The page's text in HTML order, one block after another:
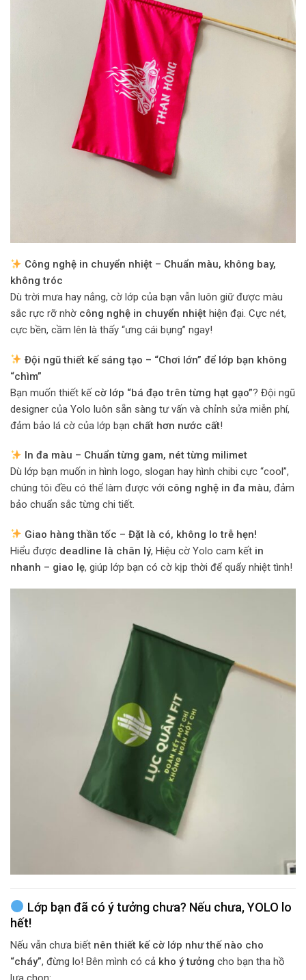
Công nghệ in chuyển nhiệt – Chuẩn màu, không bay,
không tróc
Dù trời mưa hay nắng, cờ lớp của bạn vẫn luôn giữ được màu
sắc rực rỡ nhờ công nghệ in chuyển nhiệt hiện đại. Cực nét,
cực bền, cầm lên là thấy “ưng cái bụng” ngay!
Đội ngũ thiết kế sáng tạo – “Chơi lớn” để lớp bạn không
“chìm”
Bạn muốn thiết kế cờ lớp “bá đạo trên từng hạt gạo”? Đội ngũ
designer của Yolo luôn sẵn sàng tư vấn và chỉnh sửa miễn phí,
đảm bảo lá cờ của lớp bạn chất hơn nước cất!
In đa màu – Chuẩn từng gam, nét từng milimet
Dù lớp bạn muốn in hình logo, slogan hay hình chibi cực “cool”,
chúng tôi đều có thể làm được với công nghệ in đa màu, đảm
bảo chuẩn sắc từng chi tiết.
Giao hàng thần tốc – Đặt là có, không lo trễ hẹn!
Hiểu được deadline là chân lý, Hiệu cờ Yolo cam kết in
nhanh – giao lẹ, giúp lớp bạn có cờ kịp thời để quẩy nhiệt tình!
Lớp bạn đã có ý tưởng chưa? Nếu chưa, YOLO lo
hết!
Nếu vẫn chưa biết nên thiết kế cờ lớp như thế nào cho
“cháy”, đừng lo! Bên mình có cả kho ý tưởng cho bạn tha hồ